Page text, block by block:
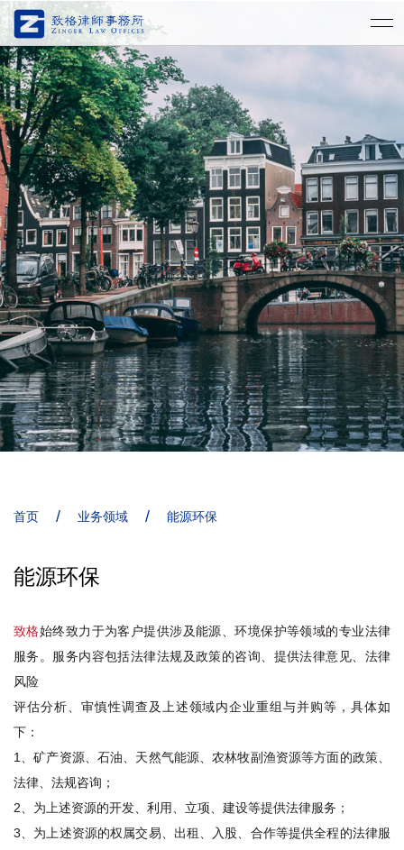
首页 / 业务领域 / 能源环保
能源环保
致格始终致力于为客户提供涉及能源、环境保护等领域的专业法律
服务。服务内容包括法律法规及政策的咨询、提供法律意见、法律
风险
评估分析、审慎性调查及上述领域内企业重组与并购等，具体如
下：
1、矿产资源、石油、天然气能源、农林牧副渔资源等方面的政策、
法律、法规咨询；
2、为上述资源的开发、利用、立项、建设等提供法律服务；
3、为上述资源的权属交易、出租、入股、合作等提供全程的法律服